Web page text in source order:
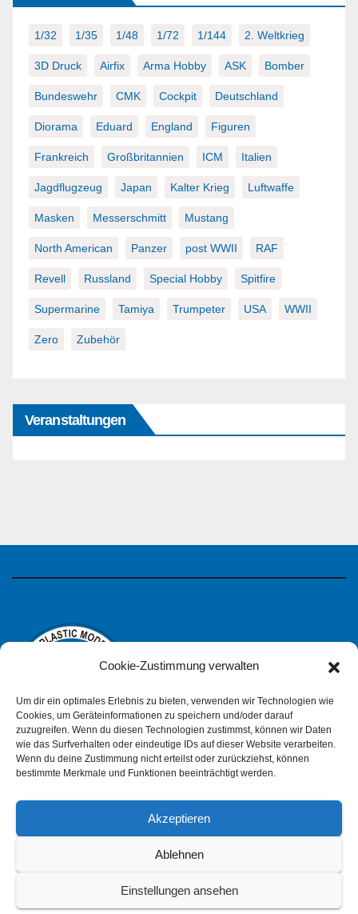
Cookie-Zustimmung verwalten
Um dir ein optimales Erlebnis zu bieten, verwenden wir Technologien wie
Cookies, um Geräteinformationen zu speichern und/oder darauf
zuzugreifen. Wenn du diesen Technologien zustimmst, können wir Daten
wie das Surfverhalten oder eindeutige IDs auf dieser Website verarbeiten.
Wenn du deine Zustimmung nicht erteilst oder zurückziehst, können
bestimmte Merkmale und Funktionen beeinträchtigt werden.
Akzeptieren
Ablehnen
Einstellungen ansehen
1/32 1/35 1/48 1/72 1/144 2. Weltkrieg
3D Druck Airfix Arma Hobby ASK Bomber
Bundeswehr CMK Cockpit Deutschland
Diorama Eduard England Figuren
Frankreich Großbritannien ICM Italien
Jagdflugzeug Japan Kalter Krieg Luftwaffe
Masken Messerschmitt Mustang
North American Panzer post WWII RAF
Revell Russland Special Hobby Spitfire
Supermarine Tamiya Trumpeter USA WWII
Zero Zubehör
Veranstaltungen
IPMS Deutschland
Datenschutzerklärung (pdf)
Cookie-Richtlinie (EU)